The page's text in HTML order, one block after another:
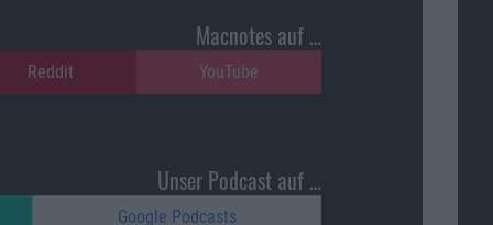
Macnotes auf …
Reddit YouTube
Unser Podcast auf …
Google Podcasts